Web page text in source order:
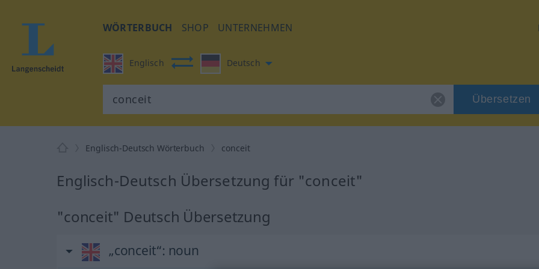
WÖRTERBUCH SHOP UNTERNEHMEN
Englisch Deutsch
Übersetzen
Englisch-Deutsch Wörterbuch conceit
Englisch-Deutsch Übersetzung für "conceit"
"conceit" Deutsch Übersetzung
„conceit“: noun